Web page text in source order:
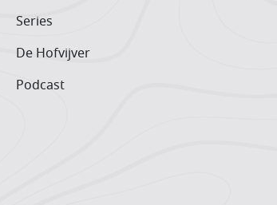
Series
De Hofvijver
Podcast